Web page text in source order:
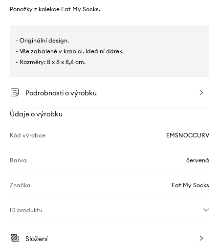
Ponožky z kolekce Eat My Socks.
- Originální design.
- Vše zabalené v krabici. Ideální dárek.
- Rozměry: 8 x 8 x 8,6 cm.
Podrobnosti o výrobku
Údaje o výrobku
Kód výrobce EMSNOCCURV
Barva červená
Značka Eat My Socks
ID produktu
Složení